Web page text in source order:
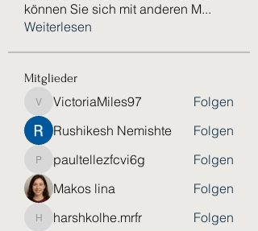
können Sie sich mit anderen M...
Weiterlesen
Mitglieder
VictoriaMiles97
VictoriaMiles97
Folgen
Rushikesh Nemishte
Folgen
paultellezfcvi6g
paultellezfcvi6g
Folgen
Makos lina
Folgen
harshkolhe.mrfr
harshkolhe.mrfr
Folgen